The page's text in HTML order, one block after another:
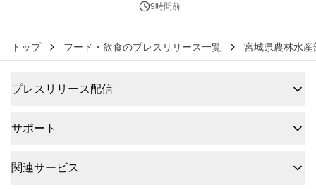
9時間前
トップ フード・飲食のプレスリリース一覧 宮城県農林水
プレスリリース配信
サポート
関連サービス